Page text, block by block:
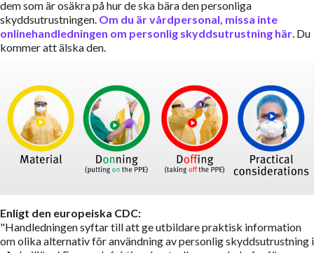
dem som är osäkra på hur de ska bära den personliga
skyddsutrustningen. Om du är vårdpersonal, missa inte
onlinehandledningen om personlig skyddsutrustning här. Du
kommer att älska den.
Enligt den europeiska CDC:
"Handledningen syftar till att ge utbildare praktisk information
om olika alternativ för användning av personlig skyddsutrustning i